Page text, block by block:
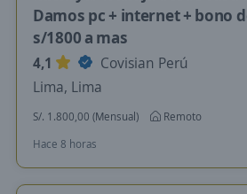
Damos pc + internet + bono
s/1800 a mas
4,1
Covisian Perú
Lima, Lima
S/. 1.800,00 (Mensual)
Remoto
Hace 8 horas